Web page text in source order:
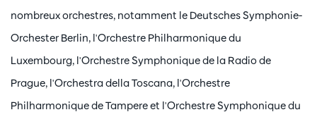
nombreux orchestres, notamment le Deutsches Symphonie-
Orchester Berlin, l'Orchestre Philharmonique du
Luxembourg, l'Orchestre Symphonique de la Radio de
Prague, l'Orchestra della Toscana, l'Orchestre
Philharmonique de Tampere et l'Orchestre Symphonique du